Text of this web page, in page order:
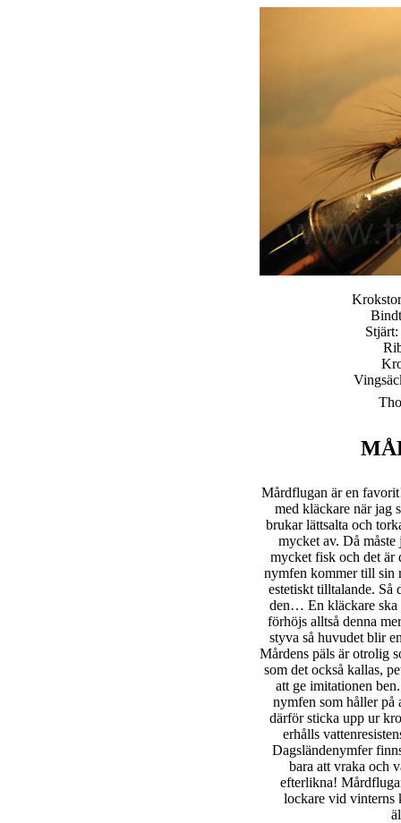
Mårdflugan är en
med kläckare när jag
brukar lättsalta och
mycket av. Då
mycket fisk och det är
nymfen kommer till sin
estetiskt tilltalande. Så
den… En kläckare ska
förhöjs alltså denna
styva så huvudet blir
Mårdens päls är otrolig
som det också kallas,
att ge imitationen
nymfen som håller på
därför sticka upp ur
erhålls
Dagsländenymfer
bara att vraka och
efterlikna!
lockare vid vinterns